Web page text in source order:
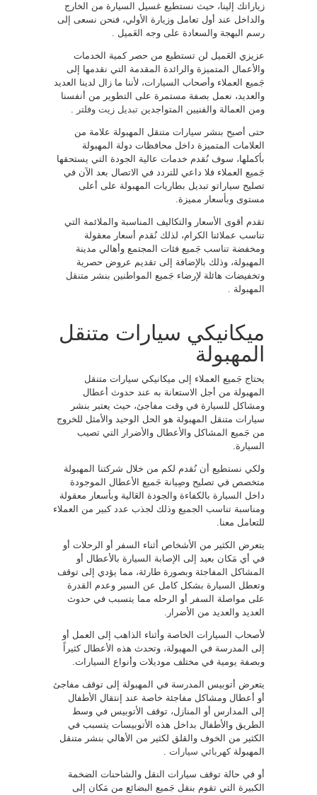
زياراتك إلينا، حيث نستطيع غسيل السيارة من الخارج
والداخل عند أول تعامل وزيارة الأولي، فنحن نسعى إلى
رسم البهجة والسعادة على وجه العَميل .
عزيزي العَميل لن تستطيع من حصر كمية الخدمات
والأعمال المتميزة والرائدة المقدمة التي نقدمها إلى
جَميع العملاء وأصحاب السيارات، لأننا ما زال لدينا العديد
والعديد، نعمل بصفة مستمرة على التطوير من أنفسنا
ومن العمالة والفنيين المتواجدين تبديل زيت وفلتر .
حتى أصبح بنشر سيارات متنقل المهبولة علامة من
العلامات المتميزة داخل محافظات دولة المهبولة
بأكملها، سوف نُقدم خدمات عالية الجودة التي يستحقها
جَميع العملاء فلا داعي للتردد في الاتصال بعد الآن في
تصليح سياراتو تبديل بطاريات المهبولة على أعلى
مستوى وبأسعار مميزة.
تقدم أقوى الأسعار والتكاليف المناسبة والملائمة التي
تناسب عملائنا الكرام، لذلك نُقدم أسعار معقولة
ومخفضة تناسب جَميع فئات المجتمع وأهالي مدينة
المهبولة، وذلك بالإضافة إلى تقديم عروض حصرية
وتخفيضات هائلة لإرضاء جَميع المواطنين بنشر متنقل
المهبولة .
ميكانيكي سيارات متنقل
المهبولة
يحتاج جَميع العملاء إلى ميكانيكي سيارات متنقل
المهبولة من أجل الاستعانة به عند حدوث أعطال
ومشاكل للسيارة في وقت مفاجئ، حيث يعتبر بنشر
سيارات متنقل المهبولة هو الحل الوحيد والأمثل للخروج
من جَميع المشاكل والأعطال والأضرار التي تصيب
السيارة.
ولكي نستطيع أن نُقدم لكم من خلال شركتنا المهبولة
متخصص في تصليح وصِيانة جَميع الأعطال الموجودة
داخل السيارة بالكفاءة والجودة العَالية وبأسعار معقولة
ومناسبة تناسب الجميع وذلك لجذب عدد كبير من العملاء
للتعامل معنا.
يتعرض الكثير من الأشخاص أثناء السفر أو الرحلات أو
في أي مَكان بعيد إلى الإصابة السيارة بالأعطال أو
المشاكل المفاجئة وبصورة طارئة، مما يؤدي إلى توقف
وتعطل السيارة بشكل كامل عن السير وعدم القدرة
على مواصلة السفر أو الرحله مما يتسبب في حدوث
العديد والعديد من الأضرار.
لأصحاب السيارات الخاصة وأثناء الذاهب إلى العمل أو
إلى المدرسة في المهبولة، وتحدث هذه الأعطال كثيراً
وبصفة يومية في مختلف موديلات وأنواع السيارات.
يتعرض أتوبيس المدرسة في المهبولة إلى توقف مفاجئ
أو أعطال ومشاكل مفاجئة خاصة عند إنتقال الأطفال
إلى المدارس أو المنازل، توقف الأتوبيس في وسط
الطريق والأطفال بداخل هذه الأتوبيسات يتسبب في
الكثير من الخوف والقلق لكثير من الأهالي بنشر متنقل
المهبولةكهربائي سيارات .
أو في حالة توقف سيارات النقل والشاحنات الضخمة
الكبيرة التي تقوم بنقل جَميع البضائع من مَكان إلى